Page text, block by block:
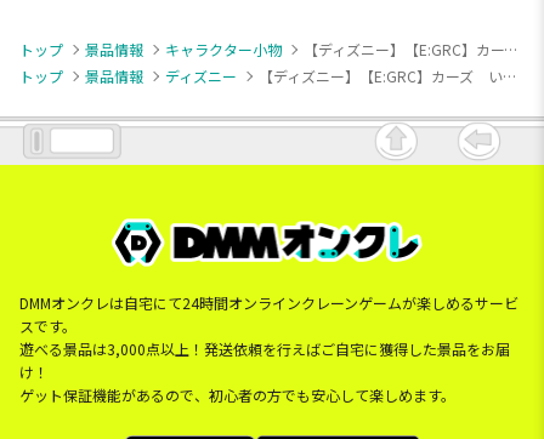
トップ 景品情報 キャラクター小物
【ディズニー】【E:GRC】カーズ いろいろマスコット “ライトニング・マックィーン”
トップ
景品情報 ディズニー 【ディズニー】【E:GRC】カーズ いろいろマスコット “ライトニング・マックィーン”
DMMオンクレは自宅にて24時間オンラインクレーンゲームが楽しめるサービ
スです。
遊べる景品は3,000点以上！発送依頼を行えばご自宅に獲得した景品をお届
け！
ゲット保証機能があるので、初心者の方でも安心して楽しめます。